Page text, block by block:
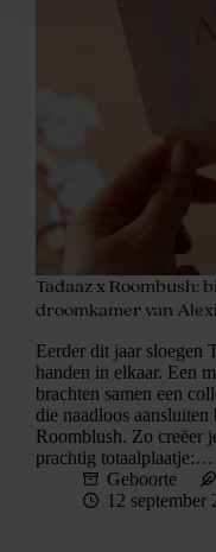
Tadaaz x Roombush:
droomkamer van
Eerder dit jaar sloegen
handen in elkaar. Een
brachten samen een
die naadloos
Roomblush. Zo creëer
prachtig totaalplaatje:…
Geboorte
12 september